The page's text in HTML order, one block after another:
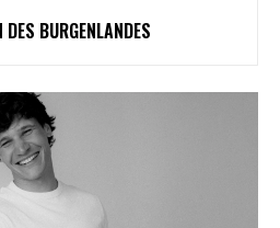
BURGENLANDES